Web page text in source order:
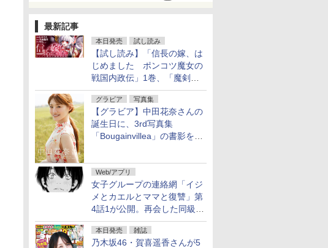
最新記事
本日発売 試し読み
【試し読み】「信長の嫁、は
じめました ポンコツ魔女の
戦国内政伝」1巻、「魔剣の
花嫁 -ヴァルキュリア-」1巻
本日発売
グラビア 写真集
【グラビア】中田花奈さんの
誕生日に、3rd写真集
「Bougainvillea」の書影を公
Web/アプリ
女子グループの連絡網「イジ
メとカエルとママと復讐」第
4話1が公開。再会した同級生
は……
本日発売 雑誌
乃木坂46・賀喜遥香さんが5